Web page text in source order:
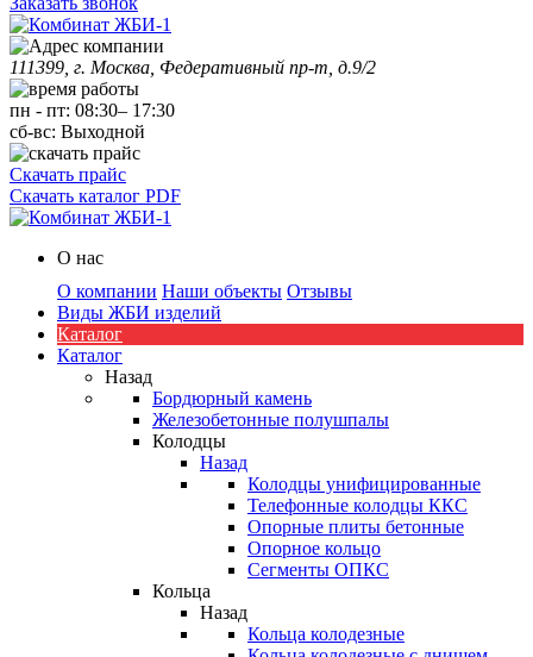
111399, г. Москва, Федеративный пр-т, д.9/2
пн - пт: 08:30– 17:30
сб-вс: Выходной
Скачать прайс
Скачать каталог PDF
О нас
О компании Наши объекты Отзывы
Виды ЖБИ изделий
Каталог
Каталог
Назад
Бордюрный камень
Железобетонные полушпалы
Колодцы
Назад
Колодцы унифицированные
Телефонные колодцы ККС
Опорные плиты бетонные
Опорное кольцо
Сегменты ОПКС
Кольца
Назад
Кольца колодезные